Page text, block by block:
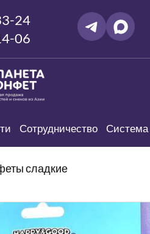
24
06
Сотрудничество Система
сладкие